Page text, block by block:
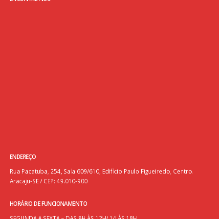
ENDEREÇO
Rua Pacatuba, 254, Sala 609/610, Edifício Paulo Figueiredo, Centro.
Aracaju-SE / CEP: 49.010-900
HORÁRIO DE FUNCIONAMENTO